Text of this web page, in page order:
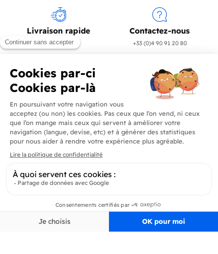
Livraison rapide
en 24/72h
Contactez-nous
+33 (0)4 90 91 20 80